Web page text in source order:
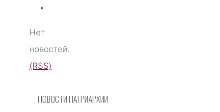
Нет
новостей.
(RSS)
НОВОСТИ ПАТРИАРХИИ